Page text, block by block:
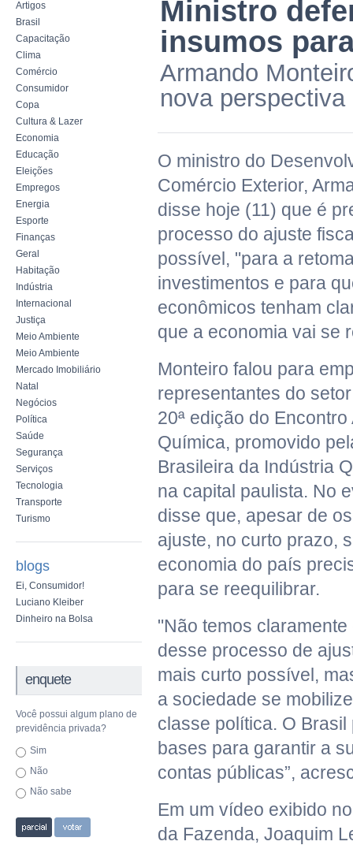
Artigos
Brasil
Capacitação
Clima
Comércio
Consumidor
Copa
Cultura & Lazer
Economia
Educação
Eleições
Empregos
Energia
Esporte
Finanças
Geral
Habitação
Indústria
Internacional
Justiça
Meio Ambiente
Meio Ambiente
Mercado Imobiliário
Natal
Negócios
Política
Saúde
Segurança
Serviços
Tecnologia
Transporte
Turismo
blogs
Ei, Consumidor!
Luciano Kleiber
Dinheiro na Bolsa
enquete
Você possui algum plano de
previdência privada?
Sim
Não
Não sabe
Ministro
insumos
Armando
nova
O ministro do
Comércio Exterior,
disse hoje (11) que é
processo do ajuste
possível, "para a
investimentos e para
econômicos tenham
que a economia vai se
Monteiro falou para
representantes do
20ª edição do
Química, promovido
Brasileira da Indústria
na capital paulista. No
disse que, apesar de
ajuste, no curto prazo,
economia do país
para se reequilibrar.
"Não temos
desse processo de
mais curto possível,
a sociedade se
classe política. O
bases para garantir a
contas públicas”,
Em um vídeo exibido
da Fazenda, Joaquim